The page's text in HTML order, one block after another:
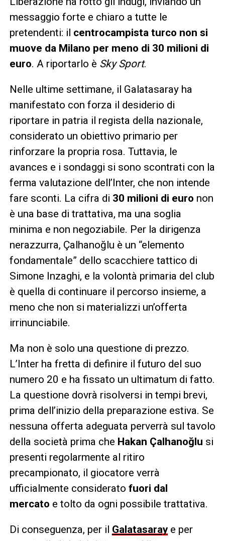
messaggio forte e chiaro a tutte le
pretendenti: il centrocampista turco non si
muove da Milano per meno di 30 milioni di
euro. A riportarlo è Sky Sport.
Nelle ultime settimane, il Galatasaray ha
manifestato con forza il desiderio di
riportare in patria il regista della nazionale,
considerato un obiettivo primario per
rinforzare la propria rosa. Tuttavia, le
avances e i sondaggi si sono scontrati con la
ferma valutazione dell’Inter, che non intende
fare sconti. La cifra di 30 milioni di euro non
è una base di trattativa, ma una soglia
minima e non negoziabile. Per la dirigenza
nerazzurra, Çalhanoğlu è un “elemento
fondamentale” dello scacchiere tattico di
Simone Inzaghi, e la volontà primaria del club
è quella di continuare il percorso insieme, a
meno che non si materializzi un’offerta
irrinunciabile.
Ma non è solo una questione di prezzo.
L’Inter ha fretta di definire il futuro del suo
numero 20 e ha fissato un ultimatum di fatto.
La questione dovrà risolversi in tempi brevi,
prima dell’inizio della preparazione estiva. Se
nessuna offerta adeguata perverrà sul tavolo
della società prima che Hakan Çalhanoğlu si
presenti regolarmente al ritiro
precampionato, il giocatore verrà
ufficialmente considerato fuori dal
mercato e tolto da ogni possibile trattativa.
Di conseguenza, per il Galatasaraye per